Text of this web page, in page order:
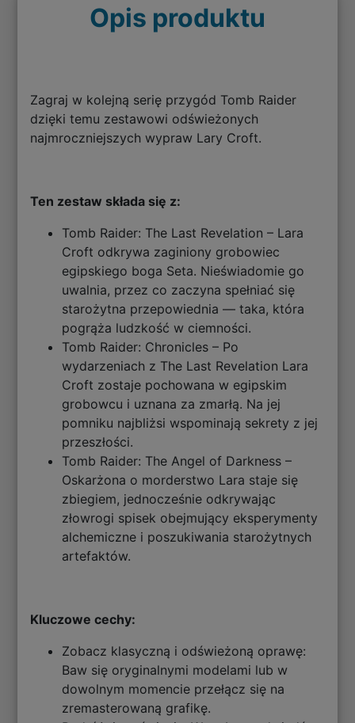
Opis produktu
Zagraj w kolejną serię przygód Tomb Raider
dzięki temu zestawowi odświeżonych
najmroczniejszych wypraw Lary Croft.
Ten zestaw składa się z:
Tomb Raider: The Last Revelation – Lara
Croft odkrywa zaginiony grobowiec
egipskiego boga Seta. Nieświadomie go
uwalnia, przez co zaczyna spełniać się
starożytna przepowiednia — taka, która
pogrąża ludzkość w ciemności.
Tomb Raider: Chronicles – Po
wydarzeniach z The Last Revelation Lara
Croft zostaje pochowana w egipskim
grobowcu i uznana za zmarłą. Na jej
pomniku najbliżsi wspominają sekrety z jej
przeszłości.
Tomb Raider: The Angel of Darkness –
Oskarżona o morderstwo Lara staje się
zbiegiem, jednocześnie odkrywając
złowrogi spisek obejmujący eksperymenty
alchemiczne i poszukiwania starożytnych
artefaktów.
Kluczowe cechy:
Zobacz klasyczną i odświeżoną oprawę:
Baw się oryginalnymi modelami lub w
dowolnym momencie przełącz się na
zremasterowaną grafikę.